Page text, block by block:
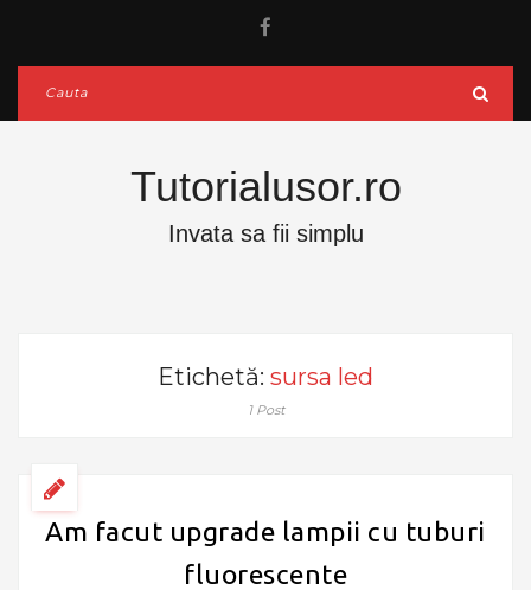
Tutorialusor.ro
Invata sa fii simplu
Etichetă: sursa led
1 Post
Am facut upgrade lampii cu tuburi
fluorescente